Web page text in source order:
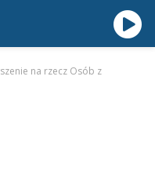
na rzecz Osób z